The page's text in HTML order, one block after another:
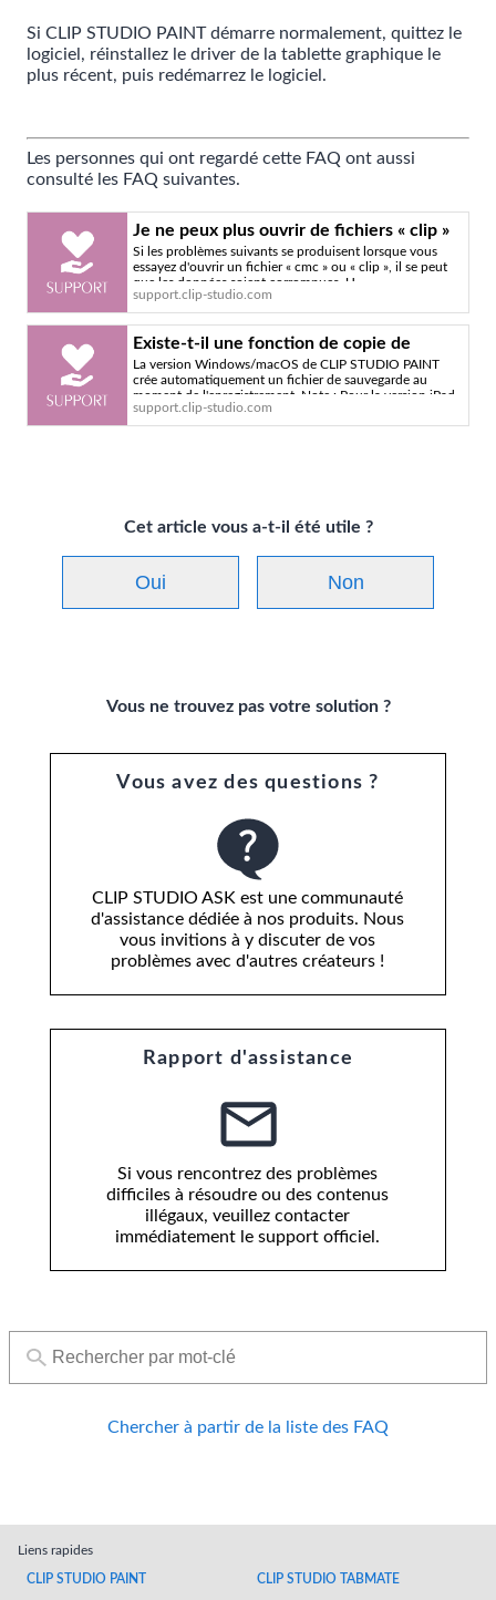
Si CLIP STUDIO PAINT démarre normalement, quittez le
logiciel, réinstallez le driver de la tablette graphique le
plus récent, puis redémarrez le logiciel.
Les personnes qui ont regardé cette FAQ ont aussi
consulté les FAQ suivantes.
Je ne peux plus ouvrir de fichiers « clip »
ou « cmc » - Service officiel d'assistance
de CLIP STUDIO
Si les problèmes suivants se produisent lorsque vous
essayez d'ouvrir un fichier « cmc » ou « clip », il se peut
que les données soient corrompues. U
support.clip-studio.com
Existe-t-il une fonction de copie de
sauvegarde dans CLIP STUDIO PAINT ? -
Service officiel d'assistance de CLIP
STUDIO
La version Windows/macOS de CLIP STUDIO PAINT
crée automatiquement un fichier de sauvegarde au
moment de l'enregistrement. Note : Pour la version iPad
support.clip-studio.com
Cet article vous a-t-il été utile ?
Oui Non
Vous ne trouvez pas votre solution ?
Vous avez des questions ?
CLIP STUDIO ASK est une communauté
d'assistance dédiée à nos produits. Nous
vous invitions à y discuter de vos
problèmes avec d'autres créateurs !
Rapport d'assistance
Si vous rencontrez des problèmes
difficiles à résoudre ou des contenus
illégaux, veuillez contacter
immédiatement le support officiel.
Chercher à partir de la liste des FAQ
Liens rapides
CLIP STUDIO PAINT CLIP STUDIO TABMATE